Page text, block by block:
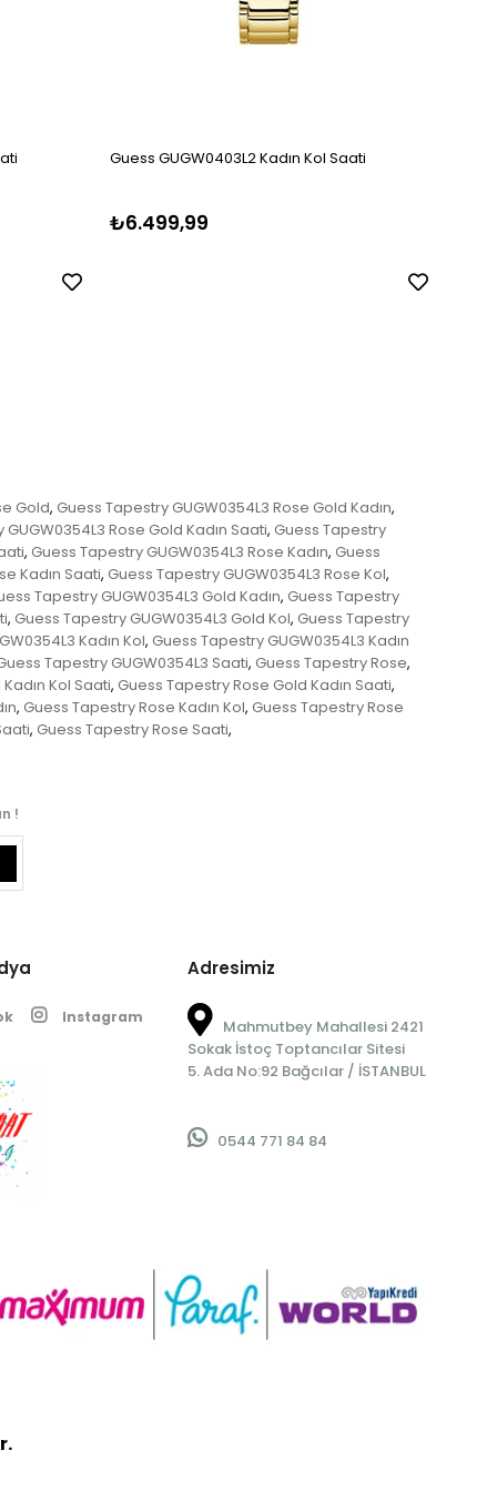
Guess GUGW0403L2 Kadın Kol Saati
₺6.499,99
Gold, Guess Tapestry GUGW0354L3 Rose Gold Kadın,
Rose Gold Kadın Saati, Guess Tapestry
, Guess Tapestry GUGW0354L3 Rose Kadın, Guess
Kadın Saati, Guess Tapestry GUGW0354L3 Rose Kol,
Tapestry GUGW0354L3 Gold Kadın, Guess Tapestry
, Guess Tapestry GUGW0354L3 Gold Kol, Guess Tapestry
Kadın Kol, Guess Tapestry GUGW0354L3 Kadın
Tapestry GUGW0354L3 Saati, Guess Tapestry Rose,
Kol Saati, Guess Tapestry Rose Gold Kadın Saati,
, Guess Tapestry Rose Kadın Kol, Guess Tapestry Rose
, Guess Tapestry Rose Saati,
!
Instagram
Adresimiz
Mahmutbey Mahallesi 2421
Sokak İstoç Toptancılar Sitesi
5. Ada No:92 Bağcılar / İSTANBUL
0544 771 84 84